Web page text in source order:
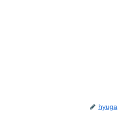
hyuga